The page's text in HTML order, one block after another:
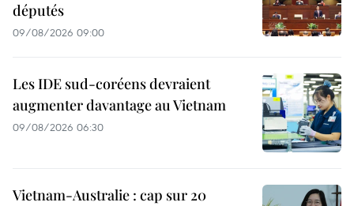
députés
09/08/2026 09:00
Les IDE sud-coréens devraient
augmenter davantage au Vietnam
09/08/2026 06:30
Vietnam-Australie : cap sur 20